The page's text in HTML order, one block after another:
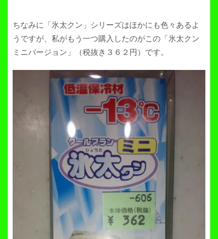
ちなみに「氷太クン」シリーズはほかにも色々あるよ
うですが、私がもう一つ購入したのがこの「氷太クン
ミニバージョン」（税抜き３６２円）です。